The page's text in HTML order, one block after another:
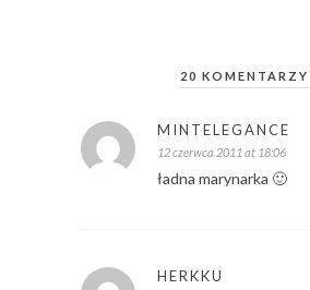
20 KOMENTARZY
MINTELEGANCE
12 czerwca 2011 at 18:06
ładna marynarka 🙂
HERKKU